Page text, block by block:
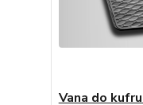
Vana do